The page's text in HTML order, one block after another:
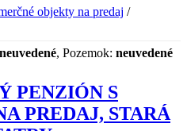
objekty na predaj /
neuvedené, Pozemok: neuvedené
PENZIÓN S
PREDAJ, STARÁ